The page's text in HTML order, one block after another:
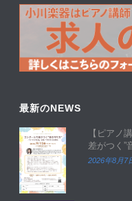
最新のNEWS
【ピアノ
差がつく”
2026年8月7